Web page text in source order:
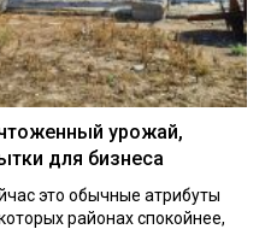
урожай,
для бизнеса
это обычные атрибуты
районах спокойнее,